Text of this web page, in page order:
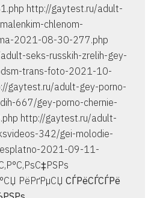
http://gaytest.ru/adult-
chlenom-
2021-08-30-277.php
seks-russkih-zrelih-gey-
trans-foto-2021-10-
gaytest.ru/adult-gey-porno-
667/gey-porno-chernie-
http://gaytest.ru/adult-
342/gei-molodie-
2021-09-11-
РёРґРµСЏ СЃРёСЃСЃРё